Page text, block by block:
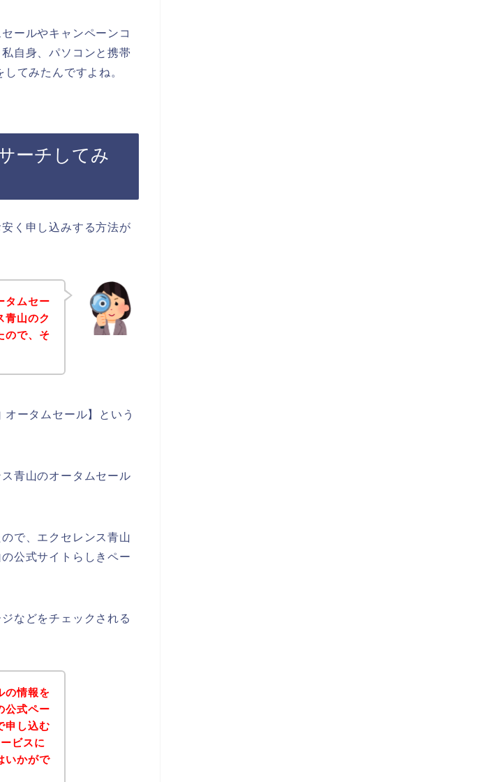
ールやキャンペーンコ
自身、パソコンと携帯
てみたんですよね。
ーチしてみ
く申し込みする方法が
タムセー
青山のク
ので、そ
ータムセール】という
青山のオータムセール
で、エクセレンス青山
公式サイトらしきペー
などをチェックされる
の情報を
公式ペー
申し込む
ビスに
いかがで